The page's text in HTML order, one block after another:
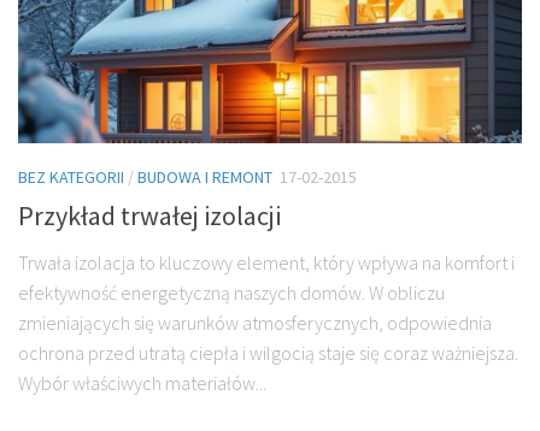
BEZ KATEGORII /BUDOWA I REMONT 17-02-2015
Przykład trwałej izolacji
Trwała izolacja to kluczowy element, który wpływa na komfort i
efektywność energetyczną naszych domów. W obliczu
zmieniających się warunków atmosferycznych, odpowiednia
ochrona przed utratą ciepła i wilgocią staje się coraz ważniejsza.
Wybór właściwych materiałów...